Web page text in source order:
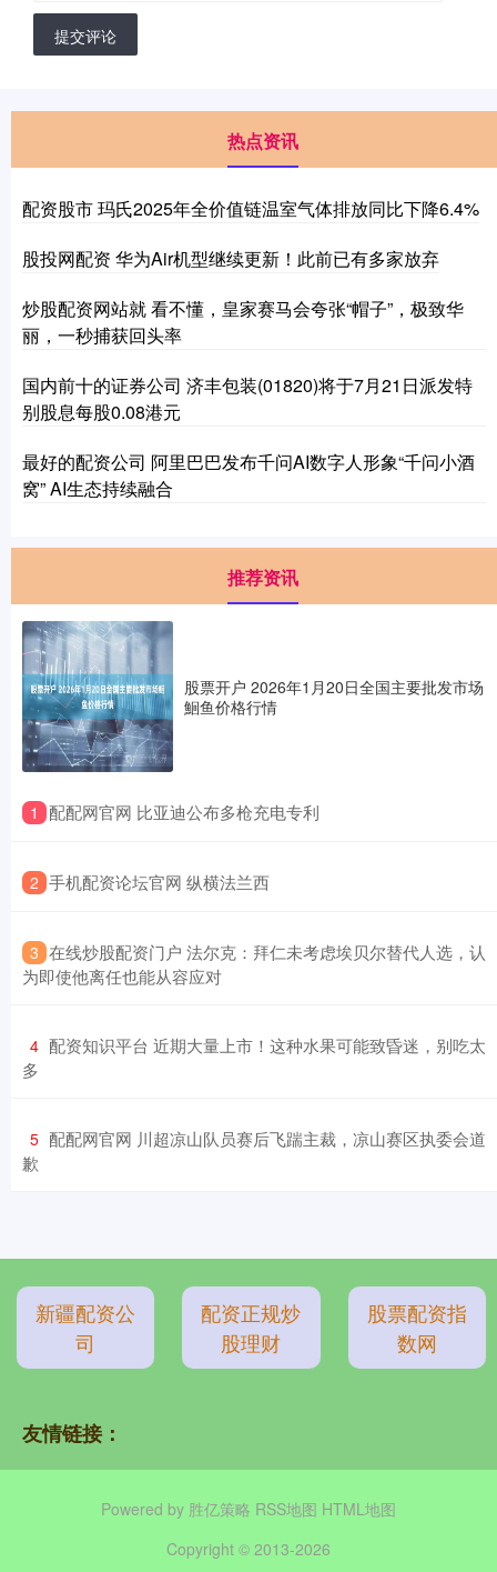
提交评论
热点资讯
配资股市 玛氏2025年全价值链温室气体排放同比下降6.4%
股投网配资 华为Air机型继续更新！此前已有多家放弃
炒股配资网站就 看不懂，皇家赛马会夸张“帽子”，极致华
丽，一秒捕获回头率
国内前十的证券公司 济丰包装(01820)将于7月21日派发特
别股息每股0.08港元
最好的配资公司 阿里巴巴发布千问AI数字人形象“千问小酒
窝” AI生态持续融合
推荐资讯
股票开户 2026年1月20日全国主要批发市场
鮰鱼价格行情
1 ​配配网官网 比亚迪公布多枪充电专利
2 ​手机配资论坛官网 纵横法兰西
3 ​在线炒股配资门户 法尔克：拜仁未考虑埃贝尔替代人选，认
为即使他离任也能从容应对
4 ​配资知识平台 近期大量上市！这种水果可能致昏迷，别吃太
多
5 ​配配网官网 川超凉山队员赛后飞踹主裁，凉山赛区执委会道
歉
新疆配资公
司
配资正规炒
股理财
股票配资指
数网
友情链接：
Powered by 胜亿策略 RSS地图 HTML地图
Copyright © 2013-2026